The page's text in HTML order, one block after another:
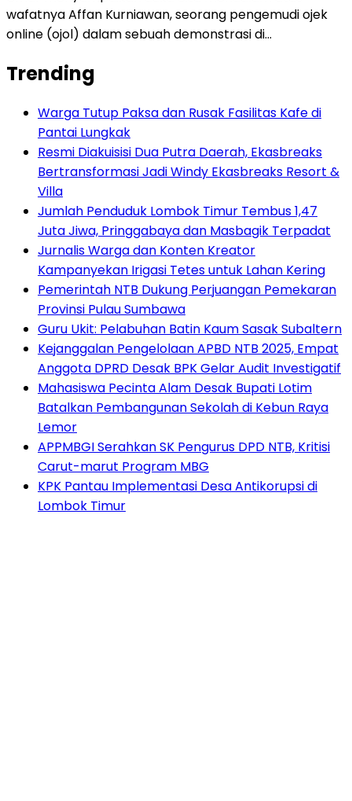
wafatnya Affan Kurniawan, seorang pengemudi ojek
online (ojol) dalam sebuah demonstrasi di…
Trending
Warga Tutup Paksa dan Rusak Fasilitas Kafe di
Pantai Lungkak
Resmi Diakuisisi Dua Putra Daerah, Ekasbreaks
Bertransformasi Jadi Windy Ekasbreaks Resort &
Villa
Jumlah Penduduk Lombok Timur Tembus 1,47
Juta Jiwa, Pringgabaya dan Masbagik Terpadat
Jurnalis Warga dan Konten Kreator
Kampanyekan Irigasi Tetes untuk Lahan Kering
Pemerintah NTB Dukung Perjuangan Pemekaran
Provinsi Pulau Sumbawa
Guru Ukit: Pelabuhan Batin Kaum Sasak Subaltern
Kejanggalan Pengelolaan APBD NTB 2025, Empat
Anggota DPRD Desak BPK Gelar Audit Investigatif
Mahasiswa Pecinta Alam Desak Bupati Lotim
Batalkan Pembangunan Sekolah di Kebun Raya
Lemor
APPMBGI Serahkan SK Pengurus DPD NTB, Kritisi
Carut-marut Program MBG
KPK Pantau Implementasi Desa Antikorupsi di
Lombok Timur